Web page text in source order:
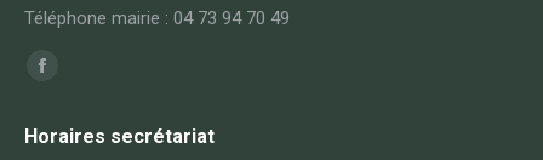
Téléphone mairie : 04 73 94 70 49
Trouvez nous sur :
Facebook
opens
Horaires secrétariat